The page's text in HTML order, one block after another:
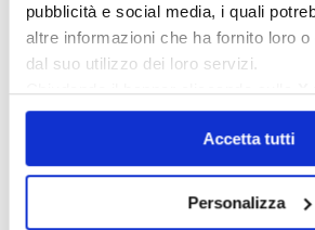
pubblicità e social media, i quali
altre informazioni che ha fornito loro
dal suo utilizzo dei loro servizi.
Chiudendo il banner cliccando sullaX
solo i cookie necessari.
Accetta tutti
Personalizza
Per accedere a questi contenuti è
accettare i cookie di marketing:
pagina, se dopo il consenso non
subito il contenuto.Leggi